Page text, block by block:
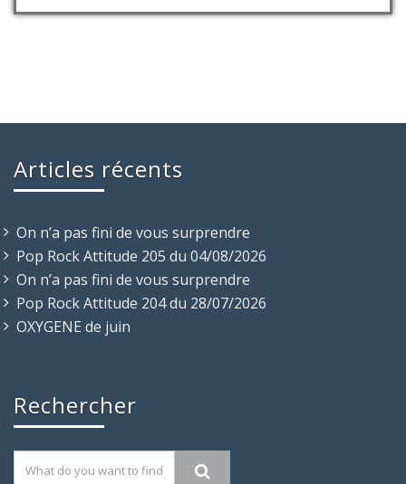
Articles récents
On n’a pas fini de vous surprendre
Pop Rock Attitude 205 du 04/08/2026
On n’a pas fini de vous surprendre
Pop Rock Attitude 204 du 28/07/2026
OXYGENE de juin
Rechercher